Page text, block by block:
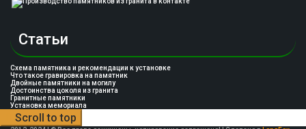
Статьи
Схема памятника и рекомендации к установке
Что такое гравировка на памятник
Двойные памятники на могилу
Достоинства цоколя из гранита
Гранитные памятники
Установка мемориала
Scroll to top